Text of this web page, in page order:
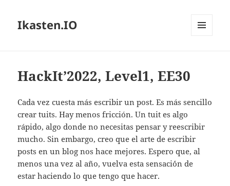
Ikasten.IO
HackIt’2022, Level1, EE30
Cada vez cuesta más escribir un post. Es más sencillo
crear tuits. Hay menos fricción. Un tuit es algo
rápido, algo donde no necesitas pensar y reescribir
mucho. Sin embargo, creo que el arte de escribir
posts en un blog nos hace mejores. Espero que, al
menos una vez al año, vuelva esta sensaci´ón de
estar haciendo lo que tengo que hacer.